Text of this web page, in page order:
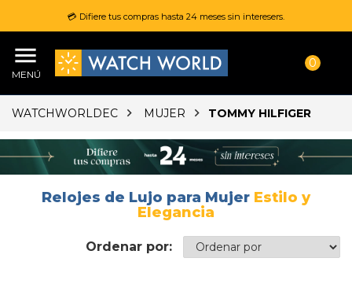
💳 Difiere tus compras hasta 24 meses sin interesers.
MENÚ
0
WATCHWORLDEC MUJER TOMMY HILFIGER
Relojes de Lujo para Mujer Estilo y
Elegancia
Ordenar por: